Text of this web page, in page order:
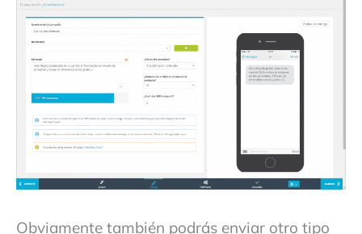
Obviamente también podrás enviar otro tipo